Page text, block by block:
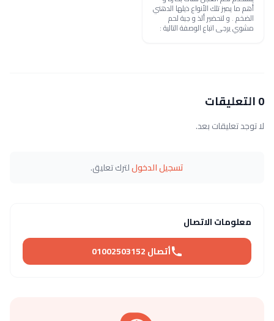
أهم ما يميز تلك الأنواع ذيلها الدهني
الضخم . و لتحضير ألذ و جبة لحم
مشوي يرجى اتباع الوصفة التالية :
0 التعليقات
لا توجد تعليقات بعد.
تسجيل الدخوللترك تعليق.
معلومات الاتصال
أتصال 01002503152